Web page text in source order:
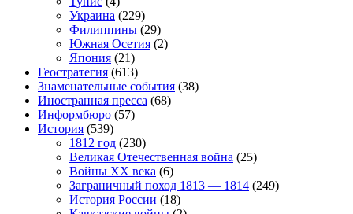
Украина (229)
Филиппины (29)
Южная Осетия (2)
Япония (21)
Геостратегия (613)
Знаменательные события (38)
Иностранная пресса (68)
Информбюро (57)
История (539)
1812 год (230)
Великая Отечественная война (25)
Войны XX века (6)
Заграничный поход 1813 — 1814 (249)
История России (18)